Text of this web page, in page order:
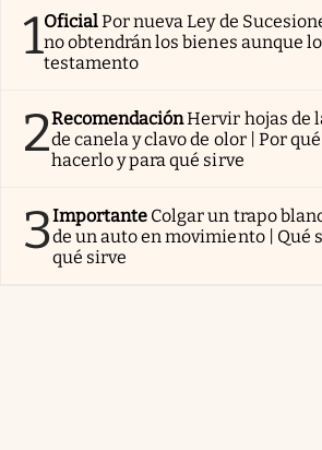
1OficialPor nueva Ley de
no obtendrán los bienes aunque
testamento
2RecomendaciónHervir hojas de
de canela y clavo de olor | Por
hacerlo y para qué sirve
3Importante Colgar un trapo
de un auto en movimiento | Qué
qué sirve